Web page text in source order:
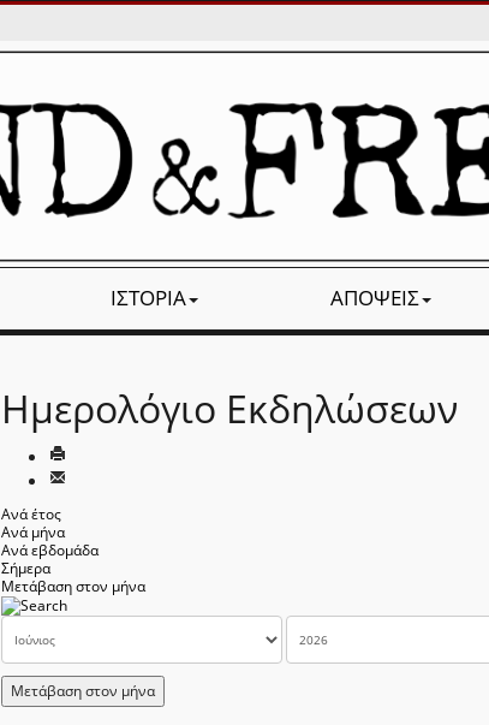
ΙΣΤΟΡΊΑ ΑΠΌΨΕΙΣ
Ημερολόγιο Εκδηλώσεων
Ανά έτος
Ανά μήνα
Ανά εβδομάδα
Σήμερα
Μετάβαση στον μήνα
Μετάβαση στον μήνα